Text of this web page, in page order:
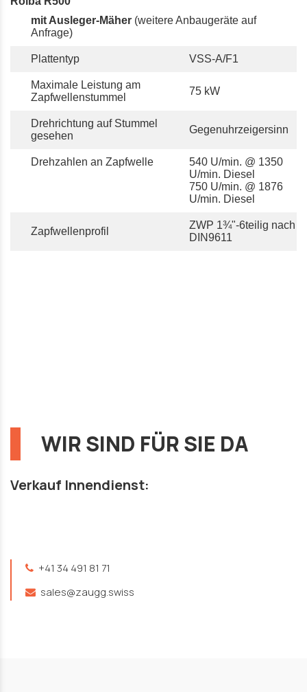
mit Ausleger-Mäher (weitere Anbaugeräte auf
Anfrage)
Plattentyp VSS-A/F1
Maximale Leistung am
Zapfwellenstummel
75 kW
Drehrichtung auf Stummel
gesehen
Gegenuhrzeigersinn
Drehzahlen an Zapfwelle
540 U/min. @ 1350
U/min. Diesel
750 U/min. @ 1876
U/min. Diesel
Zapfwellenprofil
ZWP 1¾"-6teilig nach
DIN9611
WIR SIND FÜR SIE DA
Verkauf Innendienst:
+41 34 491 81 71
sales@zaugg.swiss